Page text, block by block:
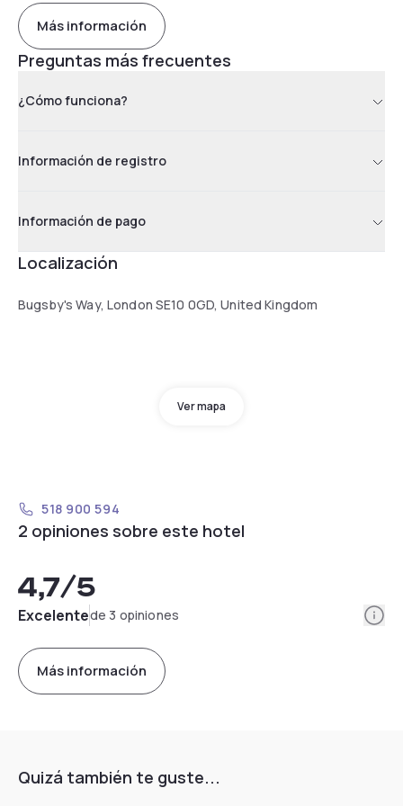
Más información
Preguntas más frecuentes
¿Cómo funciona?
Información de registro
Información de pago
Localización
Bugsby's Way, London SE10 0GD, United Kingdom
Ver mapa
518 900 594
2 opiniones sobre este hotel
4,7/5
Excelentede 3 opiniones
Más información
Quizá también te guste...